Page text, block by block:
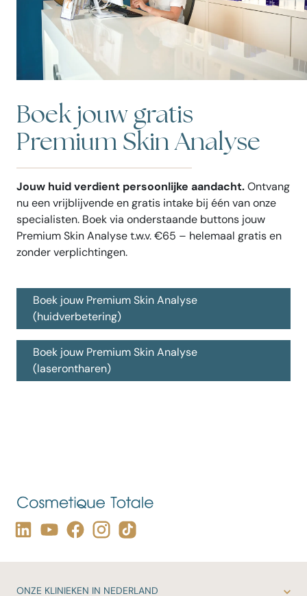
Boek jouw gratis
Premium Skin Analyse
Jouw huid verdient persoonlijke aandacht.Ontvang
nu een vrijblijvende en gratis intake bij één van onze
specialisten. Boek via onderstaande buttons jouw
Premium Skin Analyse t.w.v. €65 – helemaal gratis en
zonder verplichtingen.
Boek jouw Premium Skin Analyse
(huidverbetering)
Boek jouw Premium Skin Analyse
(laserontharen)
ONZE KLINIEKEN IN NEDERLAND